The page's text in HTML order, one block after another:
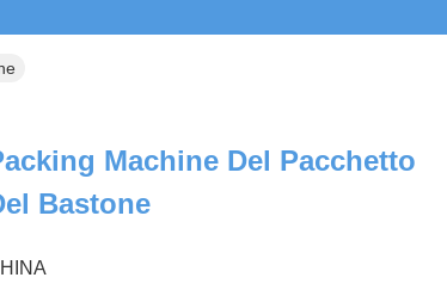
Machine Del Pacchetto
Bastone